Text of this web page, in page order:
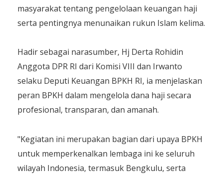
masyarakat tentang pengelolaan keuangan haji
serta pentingnya menunaikan rukun Islam kelima.
Hadir sebagai narasumber, Hj Derta Rohidin
Anggota DPR RI dari Komisi VIII dan Irwanto
selaku Deputi Keuangan BPKH RI, ia menjelaskan
peran BPKH dalam mengelola dana haji secara
profesional, transparan, dan amanah.
"Kegiatan ini merupakan bagian dari upaya BPKH
untuk memperkenalkan lembaga ini ke seluruh
wilayah Indonesia, termasuk Bengkulu, serta